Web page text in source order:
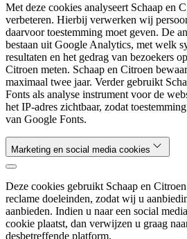
Met deze cookies analyseert Schaap en
verbeteren. Hierbij verwerken wij
daarvoor toestemming moet geven. De
bestaan uit Google Analytics, met welk
resultaten en het gedrag van bezoekers
Citroen meten. Schaap en Citroen
maximaal twee jaar. Verder gebruikt
Fonts als analyse instrument voor de
het IP-adres zichtbaar, zodat
van Google Fonts.
Marketing en social media cookies
Deze cookies gebruikt Schaap en
reclame doeleinden, zodat wij u
aanbieden. Indien u naar een social
cookie plaatst, dan verwijzen u graag
desbetreffende platform.